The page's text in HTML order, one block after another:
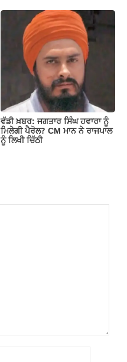
ਵੱਡੀ ਖ਼ਬਰ: ਜਗਤਾਰ ਸਿੰਘ ਹਵਾਰਾ ਨੂੰ
ਮਿਲੇਗੀ ਪੈਰੋਲ? CM ਮਾਨ ਨੇ ਰਾਜਪਾਲ
ਨੂੰ ਲਿਖੀ ਚਿੱਠੀ